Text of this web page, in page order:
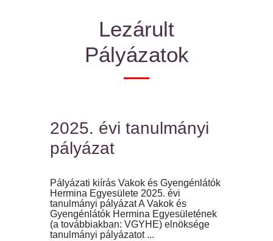
Lezárult
Pályázatok
2025. évi tanulmányi
pályázat
Pályázati kiírás Vakok és Gyengénlátók
Hermina Egyesülete 2025. évi
tanulmányi pályázat A Vakok és
Gyengénlátók Hermina Egyesületének
(a továbbiakban: VGYHE) elnöksége
tanulmányi pályázatot ...